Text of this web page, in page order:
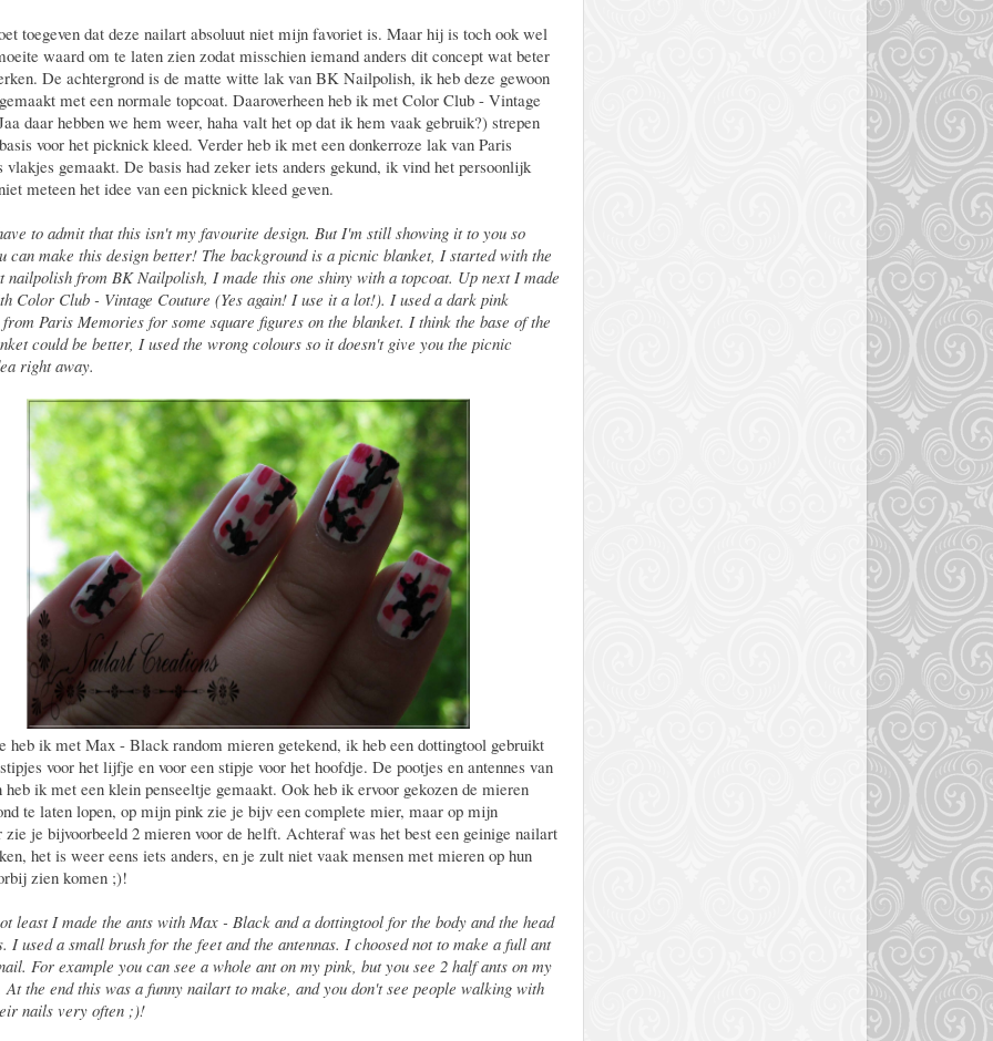
toegeven dat deze nailart absoluut niet mijn favoriet is. Maar hij is toch ook wel
waard om te laten zien zodat misschien iemand anders dit concept wat beter
De achtergrond is de matte witte lak van BK Nailpolish, ik heb deze gewoon
met een normale topcoat. Daaroverheen heb ik met Color Club - Vintage
daar hebben we hem weer, haha valt het op dat ik hem vaak gebruik?) strepen
voor het picknick kleed. Verder heb ik met een donkerroze lak van Paris
vlakjes gemaakt. De basis had zeker iets anders gekund, ik vind het persoonlijk
meteen het idee van een picknick kleed geven.
to admit that this isn't my favourite design. But I'm still showing it to you so
can make this design better! The background is a picnic blanket, I started with the
nailpolish from BK Nailpolish, I made this one shiny with a topcoat. Up next I made
Color Club - Vintage Couture (Yes again! I use it a lot!). I used a dark pink
Paris Memories for some square figures on the blanket. I think the base of the
could be better, I used the wrong colours so it doesn't give you the picnic
right away.
heb ik met Max - Black random mieren getekend, ik heb een dottingtool gebruikt
voor het lijfje en voor een stipje voor het hoofdje. De pootjes en antennes van
heb ik met een klein penseeltje gemaakt. Ook heb ik ervoor gekozen de mieren
te laten lopen, op mijn pink zie je bijv een complete mier, maar op mijn
zie je bijvoorbeeld 2 mieren voor de helft. Achteraf was het best een geinige nailart
het is weer eens iets anders, en je zult niet vaak mensen met mieren op hun
zien komen ;)!
least I made the ants with Max - Black and a dottingtool for the body and the head
I used a small brush for the feet and the antennas. I choosed not to make a full ant
For example you can see a whole ant on my pink, but you see 2 half ants on my
At the end this was a funny nailart to make, and you don't see people walking with
nails very often ;)!